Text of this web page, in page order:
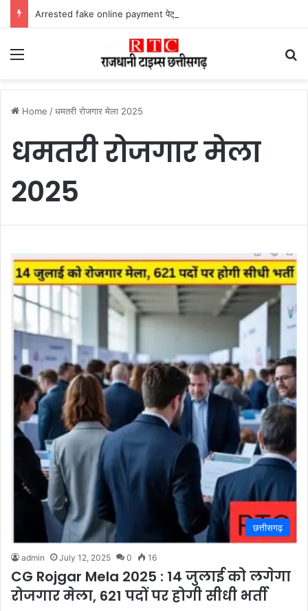
Menu
Home /धमतरी रोजगार मेला 2025
धमतरी रोजगार मेला
2025
छत्तीसगढ़
admin July 12, 2025 0 16
CG Rojgar Mela 2025 : 14 जुलाई को लगेगा
रोजगार मेला, 621 पदों पर होगी सीधी भर्ती